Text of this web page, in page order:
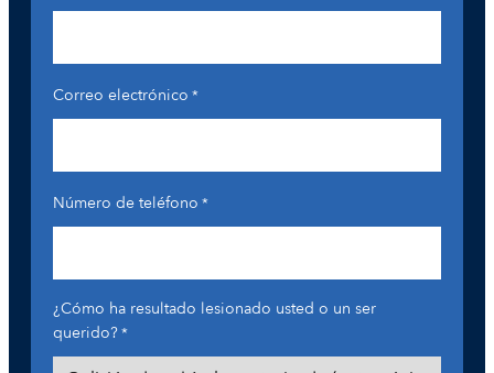
Correo electrónico *
Número de teléfono *
¿Cómo ha resultado lesionado usted o un ser
querido?*